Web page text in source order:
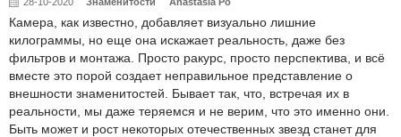
Камера, как известно, добавляет визуально лишние
килограммы, но еще она искажает реальность, даже без
фильтров и монтажа. Просто ракурс, просто перспектива, и всё
вместе это порой создает неправильное представление о
внешности знаменитостей. Бывает так, что, встречая их в
реальности, мы даже теряемся и не верим, что это именно они.
Быть может и рост некоторых отечественных звезд станет для